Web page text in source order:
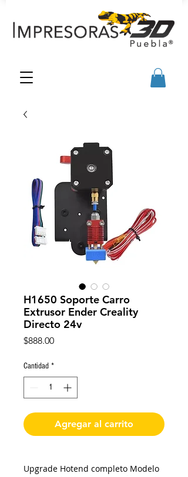
H1650 Soporte Carro
Extrusor Ender Creality
Directo 24v
$888.00Precio
Cantidad *
Agregar al carrito
Upgrade Hotend completo Modelo